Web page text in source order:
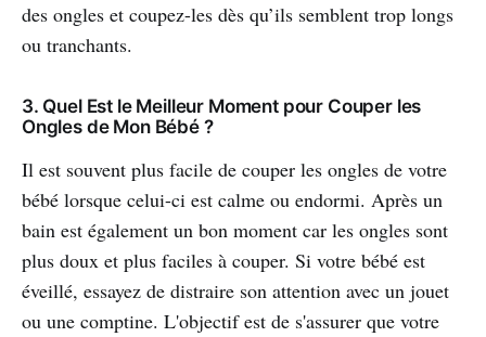
des ongles et coupez-les dès qu’ils semblent trop longs
ou tranchants.
3. Quel Est le Meilleur Moment pour Couper les
Ongles de Mon Bébé ?
Il est souvent plus facile de couper les ongles de votre
bébé lorsque celui-ci est calme ou endormi. Après un
bain est également un bon moment car les ongles sont
plus doux et plus faciles à couper. Si votre bébé est
éveillé, essayez de distraire son attention avec un jouet
ou une comptine. L'objectif est de s'assurer que votre